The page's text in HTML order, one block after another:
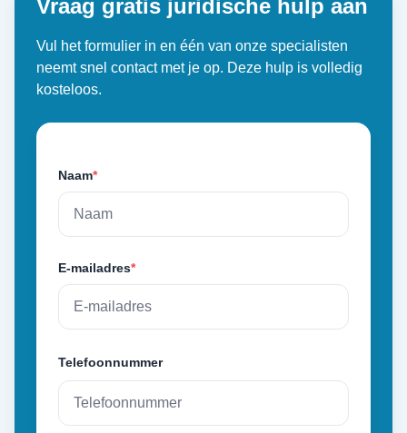
Vraag gratis juridische hulp aan
Vul het formulier in en één van onze specialisten
neemt snel contact met je op. Deze hulp is volledig
kosteloos.
Naam*
E-mailadres*
Telefoonnummer